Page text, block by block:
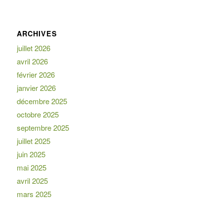
ARCHIVES
juillet 2026
avril 2026
février 2026
janvier 2026
décembre 2025
octobre 2025
septembre 2025
juillet 2025
juin 2025
mai 2025
avril 2025
mars 2025